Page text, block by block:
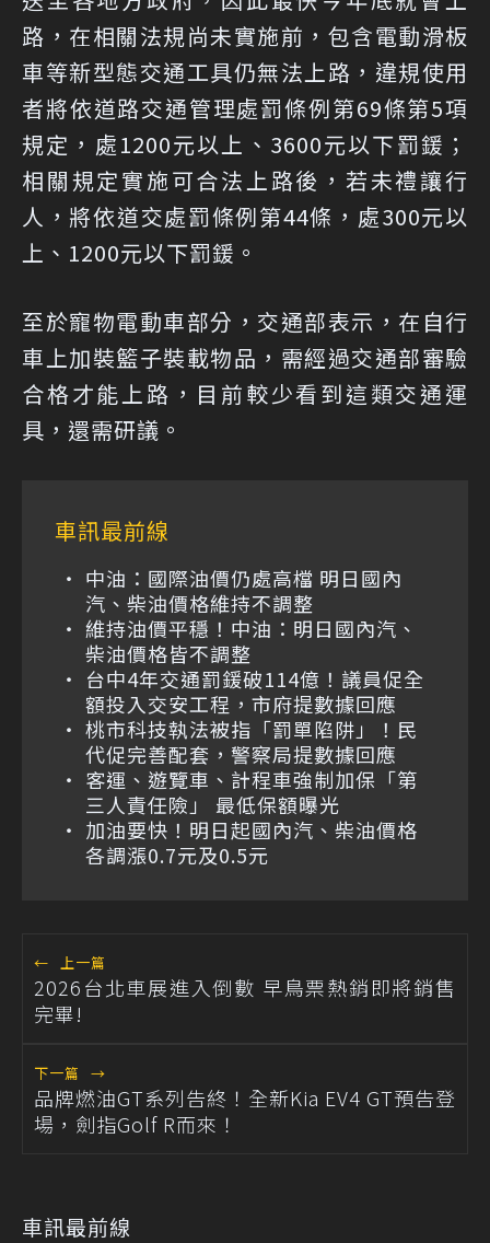
路，在相關法規尚未實施前，包含電動滑板
車等新型態交通工具仍無法上路，違規使用
者將依道路交通管理處罰條例第69條第5項
規定，處1200元以上、3600元以下罰鍰；
相關規定實施可合法上路後，若未禮讓行
人，將依道交處罰條例第44條，處300元以
上、1200元以下罰鍰。
至於寵物電動車部分，交通部表示，在自行
車上加裝籃子裝載物品，需經過交通部審驗
合格才能上路，目前較少看到這類交通運
具，還需研議。
車訊最前線
中油：國際油價仍處高檔 明日國內
汽、柴油價格維持不調整
維持油價平穩！中油：明日國內汽、
柴油價格皆不調整
台中4年交通罰鍰破114億！議員促全
額投入交安工程，市府提數據回應
桃市科技執法被指「罰單陷阱」！民
代促完善配套，警察局提數據回應
客運、遊覽車、計程車強制加保「第
三人責任險」 最低保額曝光
加油要快！明日起國內汽、柴油價格
各調漲0.7元及0.5元
← 上一篇
2026台北車展進入倒數 早鳥票熱銷即將銷售
完畢!
下一篇 →
品牌燃油GT系列告終！全新Kia EV4 GT預告登
場，劍指Golf R而來！
車訊最前線